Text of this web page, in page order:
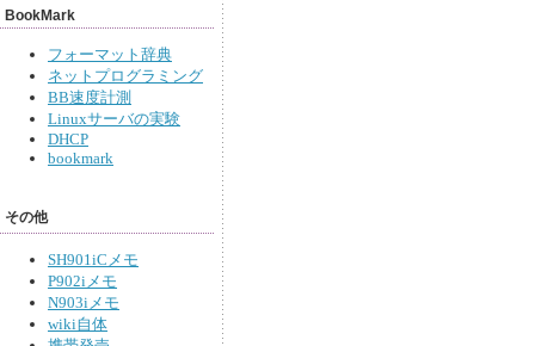
BookMark
フォーマット辞典
ネットプログラミング
BB速度計測
Linuxサーバの実験
DHCP
bookmark
その他
SH901iCメモ
P902iメモ
N903iメモ
wiki自体